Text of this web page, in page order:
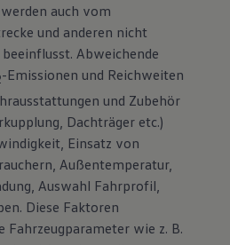
auch vom
und anderen nicht
Abweichende
-Emissionen und Reichweiten
und Zubehör
Dachträger etc.)
Einsatz von
Außentemperatur,
Auswahl Fahrprofil,
Diese Faktoren
Fahrzeugparameter wie z. B.